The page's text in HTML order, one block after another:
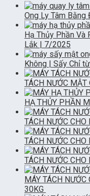
Ong Ly Tâm Bằng
Hạ Thủy Phần Và
Lắk | 7/2025
Không | Sấy Chỉ
TÁCH NƯỚC
HẠ THỦY PHẦN
TÁCH NƯỚC
TÁCH NƯỚC
TÁCH NƯỚC
MÁY TÁCH
30KG